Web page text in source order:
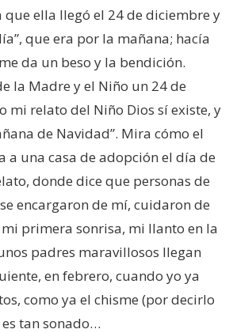
que ella llegó el 24 de diciembre y
que era por la mañana; hacía
da un beso y la bendición.
la Madre y el Niño un 24 de
mi relato del Niño Dios sí existe, y
de Navidad”. Mira cómo el
a una casa de adopción el día de
donde dice que personas de
encargaron de mí, cuidaron de
primera sonrisa, mi llanto en la
padres maravillosos llegan
en febrero, cuando yo ya
como ya el chisme (por decirlo
tan sonado…